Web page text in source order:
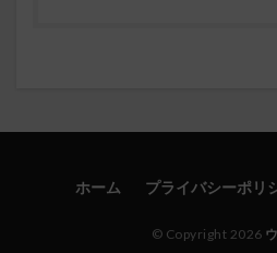
ホーム プライバシーポリ
© Copyright 2026